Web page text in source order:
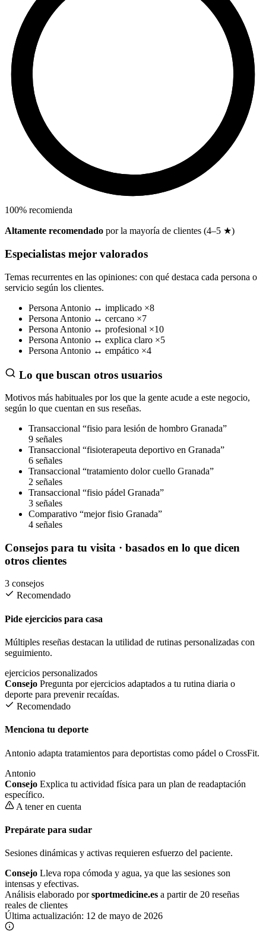
100% recomienda
Altamente recomendado por la mayoría de clientes (4–5 ★)
Especialistas mejor valorados
Temas recurrentes en las opiniones: con qué destaca cada persona o
servicio según los clientes.
Persona Antonio ↔ implicado ×8
Persona Antonio ↔ cercano ×7
Persona Antonio ↔ profesional ×10
Persona Antonio ↔ explica claro ×5
Persona Antonio ↔ empático ×4
Lo que buscan otros usuarios
Motivos más habituales por los que la gente acude a este negocio,
según lo que cuentan en sus reseñas.
Transaccional “fisio para lesión de hombro Granada”
9 señales
Transaccional “fisioterapeuta deportivo en Granada”
6 señales
Transaccional “tratamiento dolor cuello Granada”
2 señales
Transaccional “fisio pádel Granada”
3 señales
Comparativo “mejor fisio Granada”
4 señales
Consejos para tu visita · basados en lo que dicen
otros clientes
3 consejos
Recomendado
Pide ejercicios para casa
Múltiples reseñas destacan la utilidad de rutinas personalizadas con
seguimiento.
ejercicios personalizados
Consejo Pregunta por ejercicios adaptados a tu rutina diaria o
deporte para prevenir recaídas.
Recomendado
Menciona tu deporte
Antonio adapta tratamientos para deportistas como pádel o CrossFit.
Antonio
Consejo Explica tu actividad física para un plan de readaptación
específico.
A tener en cuenta
Prepárate para sudar
Sesiones dinámicas y activas requieren esfuerzo del paciente.
Consejo Lleva ropa cómoda y agua, ya que las sesiones son
intensas y efectivas.
Análisis elaborado porsportmedicine.es a partir de 20 reseñas
reales de clientes
Última actualización: 12 de mayo de 2026